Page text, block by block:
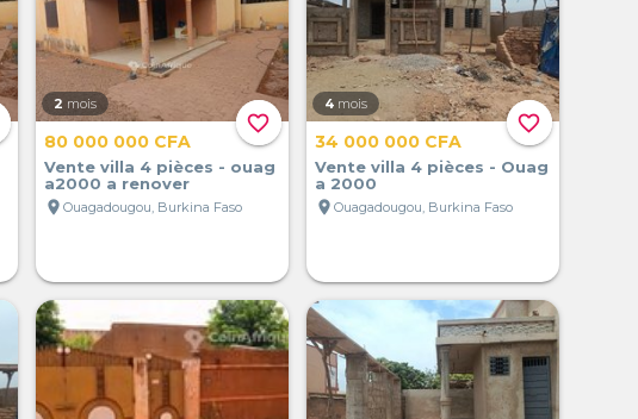
favorite_border
2 mois
80 000 000 CFA
Vente villa 4 pièces - ouag
a2000 a renover
location_on Ouagadougou, Burkina Faso
favorite_border
4 mois
34 000 000 CFA
Vente villa 4 pièces - Ouag
a 2000
location_on Ouagadougou, Burkina Faso